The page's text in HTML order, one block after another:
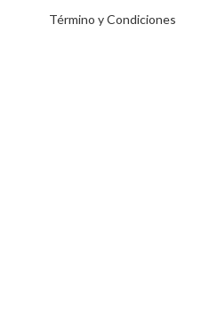
Término y Condiciones